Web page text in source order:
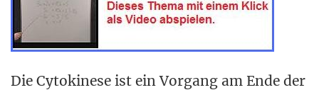
Die Cytokinese ist ein Vorgang am Ende der